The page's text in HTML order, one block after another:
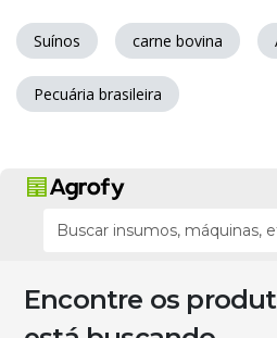
Suínos carne bovina
Pecuária brasileira
Encontre os